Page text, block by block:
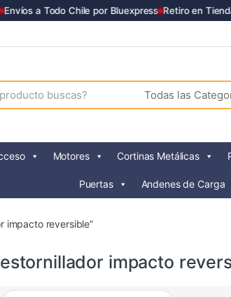
a Todo Chile por Bluexpress Retiro en
Motores Cortinas Metálicas
Puertas Andenes de Carga
impacto reversible”
impacto